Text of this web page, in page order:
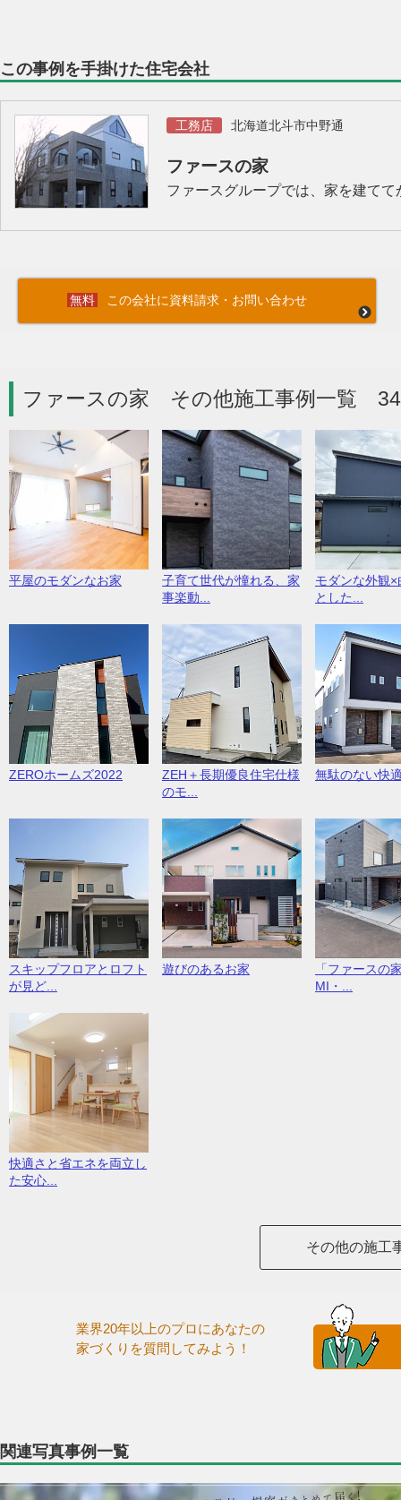
この事例を手掛けた住宅会社
工務店 北海道北斗市中野通
ファースの家
ファースグループでは、家を建て
この会社に資料請求・お問い合わせ
ファースの家 その他施工事例一覧
平屋のモダンなお家
子育て世代が憧れる、家
事楽動...
モダンな外観×
とした...
ZEROホームズ2022
ZEH＋長期優良住宅仕様
のモ...
無駄のない快
スキップフロアとロフト
が見ど...
遊びのあるお家
「ファースの
MI・...
快適さと省エネを両立し
た安心...
その他の施工
業界20年以上のプロにあなたの
家づくりを質問してみよう！
関連写真事例一覧